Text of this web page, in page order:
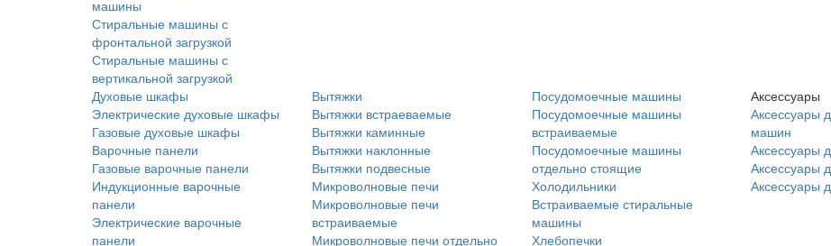
машины
Стиральные машины с
фронтальной загрузкой
Стиральные машины с
вертикальной загрузкой
Духовые шкафы
Электрические духовые шкафы
Газовые духовые шкафы
Варочные панели
Газовые варочные панели
Индукционные варочные
панели
Электрические варочные
панели
Вытяжки
Вытяжки встраеваемые
Вытяжки каминные
Вытяжки наклонные
Вытяжки подвесные
Микроволновые печи
Микроволновые печи
встраиваемые
Микроволновые печи отдельно
Посудомоечные машины
Посудомоечные машины
встраиваемые
Посудомоечные машины
отдельно стоящие
Холодильники
Встраиваемые стиральные
машины
Хлебопечки
Аксессуары
Аксессуары
машин
Аксессуары
Аксессуары
Аксессуары